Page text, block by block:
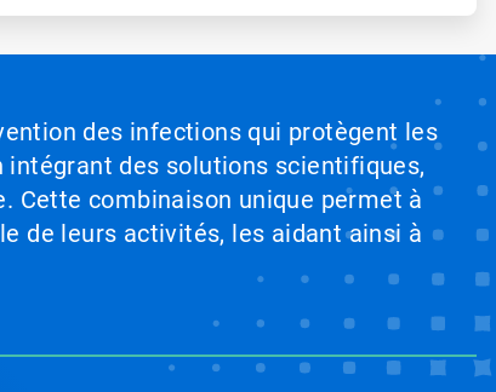
des infections qui protègent les
intégrant des solutions scientifiques,
Cette combinaison unique permet à
de leurs activités, les aidant ainsi à